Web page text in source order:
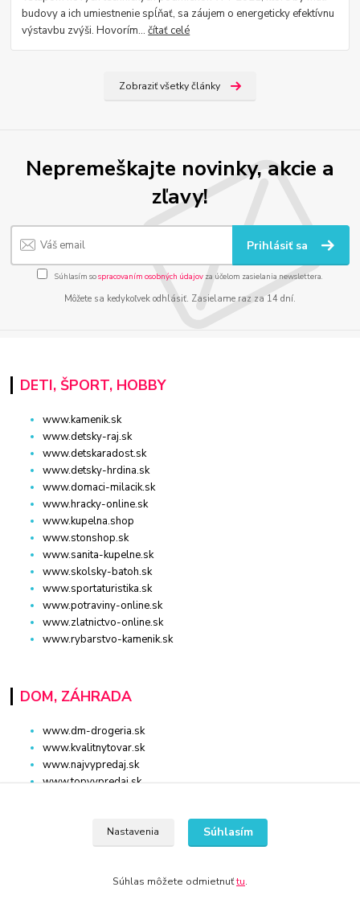
budovy a ich umiestnenie spĺňať, sa záujem o energeticky efektívnu
výstavbu zvýši. Hovorím...čítať celé
Zobraziť všetky články
Nepremeškajte novinky, akcie a
zľavy!
Prihlásiť sa
Súhlasím sospracovaním osobných údajov za účelom zasielania newslettera.
Môžete sa kedykoľvek odhlásiť. Zasielame raz za 14 dní.
DETI, ŠPORT, HOBBY
www.kamenik.sk
www.detsky-raj.sk
www.detskaradost.sk
www.detsky-hrdina.sk
www.domaci-milacik.sk
www.hracky-online.sk
www.kupelna.shop
www.stonshop.sk
www.sanita-kupelne.sk
www.skolsky-batoh.sk
www.sportaturistika.sk
www.potraviny-online.sk
www.zlatnictvo-online.sk
www.rybarstvo-kamenik.sk
DOM, ZÁHRADA
www.dm-drogeria.sk
www.kvalitnytovar.sk
www.najvypredaj.sk
www.topvypredaj.sk
www.retromaxishop.sk
www.superpredajca.sk
www.osvetlenie-svietidla.eu
Nastavenia Súhlasím
Súhlas môžete odmietnuťtu.